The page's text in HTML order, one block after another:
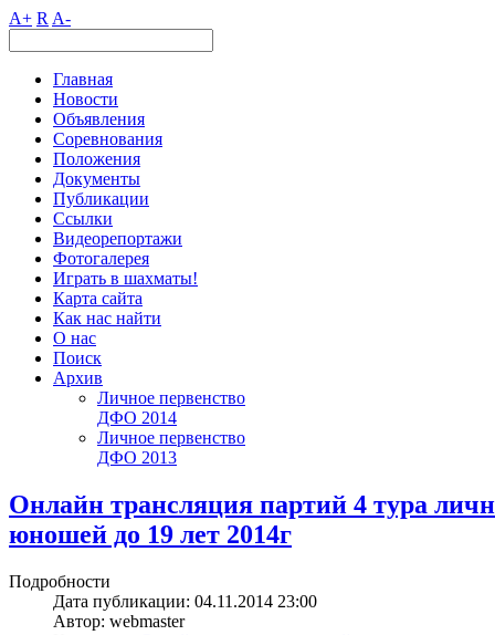
A+ R A-
Главная
Новости
Объявления
Соревнования
Положения
Документы
Публикации
Ссылки
Видеорепортажи
Фотогалерея
Играть в шахматы!
Карта сайта
Как нас найти
О нас
Поиск
Архив
Личное первенство
ДФО 2014
Личное первенство
ДФО 2013
Онлайн трансляция партий 4 тура
юношей до 19 лет 2014г
Подробности
Дата публикации: 04.11.2014 23:00
Автор: webmaster